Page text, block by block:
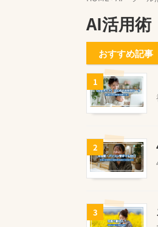
AI活用術
おすすめ記事
1
2
3